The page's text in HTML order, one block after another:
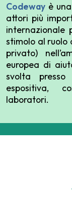
Codeway è
attori più
internazionale
stimolo al ruolo
privato)
europea di
svolta presso
espositiva,
laboratori.